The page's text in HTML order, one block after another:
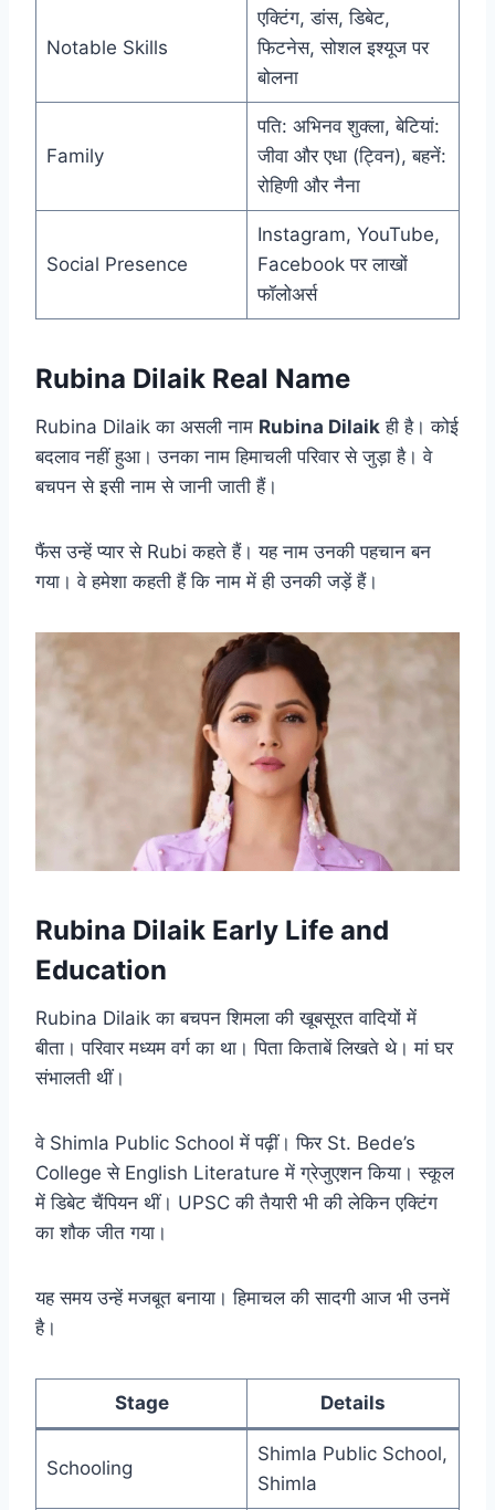
Notable Skills
एक्टिंग, डांस, डिबेट,
फिटनेस, सोशल इश्यूज पर
बोलना
Family
पति: अभिनव शुक्ला, बेटियां:
जीवा और एधा (ट्विन), बहनें:
रोहिणी और नैना
Social Presence
Instagram, YouTube,
Facebook पर लाखों
फॉलोअर्स
Rubina Dilaik Real Name
Rubina Dilaik का असली नाम Rubina Dilaik ही है। कोई
बदलाव नहीं हुआ। उनका नाम हिमाचली परिवार से जुड़ा है। वे
बचपन से इसी नाम से जानी जाती हैं।
फैंस उन्हें प्यार से Rubi कहते हैं। यह नाम उनकी पहचान बन
गया। वे हमेशा कहती हैं कि नाम में ही उनकी जड़ें हैं।
Rubina Dilaik Early Life and
Education
Rubina Dilaik का बचपन शिमला की खूबसूरत वादियों में
बीता। परिवार मध्यम वर्ग का था। पिता किताबें लिखते थे। मां घर
संभालती थीं।
वे Shimla Public School में पढ़ीं। फिर St. Bede’s
College से English Literature में ग्रेजुएशन किया। स्कूल
में डिबेट चैंपियन थीं। UPSC की तैयारी भी की लेकिन एक्टिंग
का शौक जीत गया।
यह समय उन्हें मजबूत बनाया। हिमाचल की सादगी आज भी उनमें
है।
Stage Details
Schooling
Shimla Public School,
Shimla